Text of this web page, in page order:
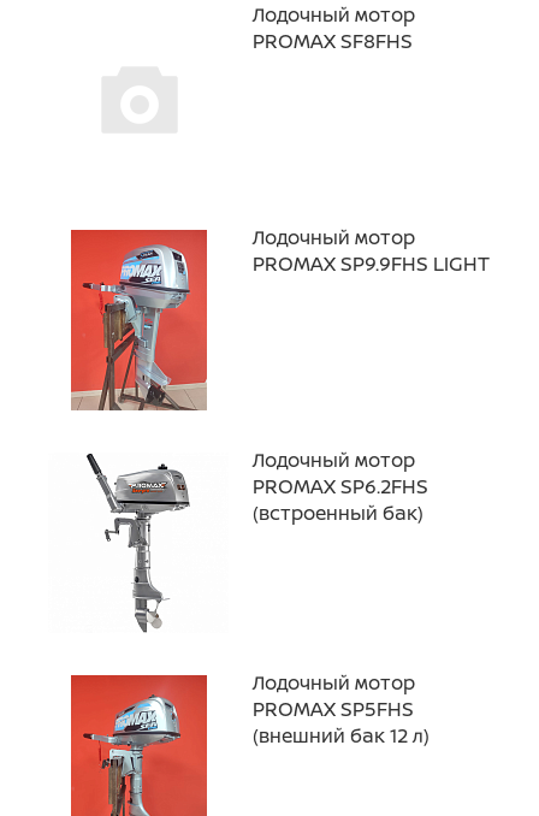
Лодочный мотор
PROMAX SF8FHS
Лодочный мотор
PROMAX SP9.9FHS LIGHT
Лодочный мотор
PROMAX SP6.2FHS
(встроенный бак)
Лодочный мотор
PROMAX SP5FHS
(внешний бак 12 л)